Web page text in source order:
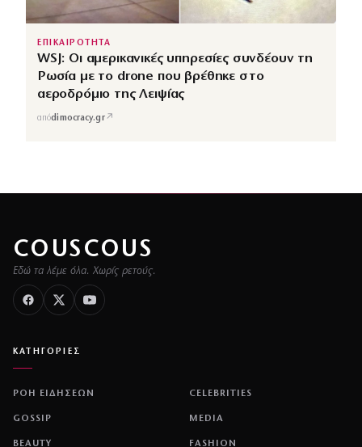
ΕΠΙΚΑΙΡΟΤΗΤΑ
WSJ: Οι αμερικανικές υπηρεσίες συνδέουν τη
Ρωσία με το drone που βρέθηκε στο
αεροδρόμιο της Λειψίας
απόdimocracy.gr↗
COUSCOUS
Εδώ τα λέμε όλα. Χωρίς ρετούς.
ΚΑΤΗΓΟΡΙΕΣ
ΡΟΗ ΕΙΔΗΣΕΩΝ CELEBRITIES
GOSSIP MEDIA
BEAUTY FASHION